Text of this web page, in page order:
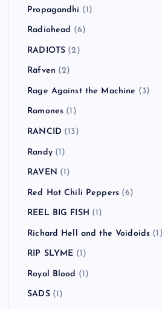
Propagandhi (1)
Radiohead (6)
RADIOTS (2)
Räfven (2)
Rage Against the Machine (3)
Ramones (1)
RANCID (13)
Randy(1)
RAVEN (1)
Red Hot Chili Peppers (6)
REEL BIG FISH (1)
Richard Hell and the Voidoids (1)
RIP SLYME (1)
Royal Blood (1)
SADS(1)